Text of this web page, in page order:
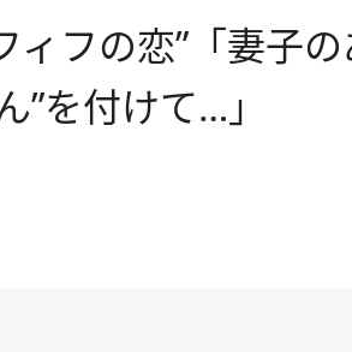
フの恋”「妻子
”を付けて…」